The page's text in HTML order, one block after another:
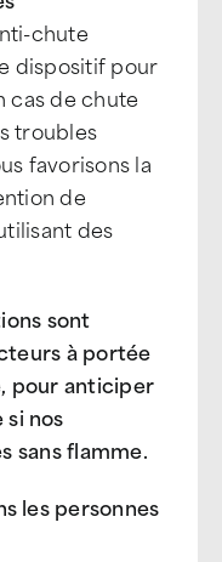
chute
dispositif pour
cas de chute
troubles
favorisons la
de
des
sont
à portée
pour anticiper
si nos
sans flamme.
les personnes